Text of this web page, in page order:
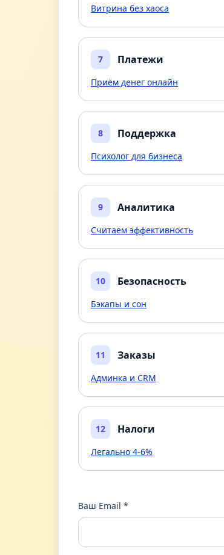
Витрина без хаоса
7 Платежи
Приём денег онлайн
8 Поддержка
Психолог для бизнеса
9 Аналитика
Считаем эффективность
10 Безопасность
Бэкапы и сон
11 Заказы
Админка и CRM
12 Налоги
Легально 4-6%
Ваш Email *